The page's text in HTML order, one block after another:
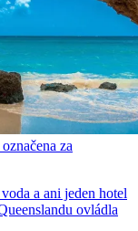
za
a ani jeden hotel
ovládla